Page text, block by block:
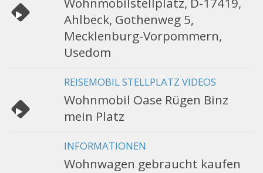
Ahlbeck, Gothenweg 5,
Mecklenburg-Vorpommern,
Usedom
REISEMOBIL STELLPLATZ VIDEOS
Wohnmobil Oase Rügen Binz
mein Platz
INFORMATIONEN
Wohnwagen gebraucht kaufen